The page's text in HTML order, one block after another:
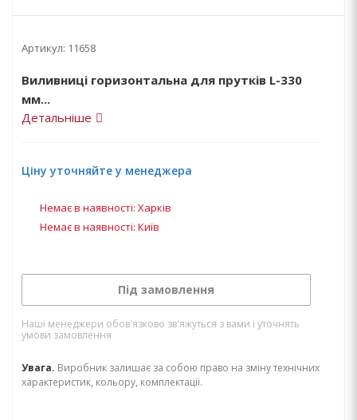
Артикул: 11658
Виливниці горизонтальна для прутків L-330
мм...
Детальніше
Ціну уточняйте у менеджера
Немає в наявності: Харків
Немає в наявності: Київ
Під замовлення
Наші менеджери обов'язково зв'яжуться з вами і уточнять
умови замовлення
Увага. Виробник залишає за собою право на зміну технічних
характеристик, кольору, комплектації.